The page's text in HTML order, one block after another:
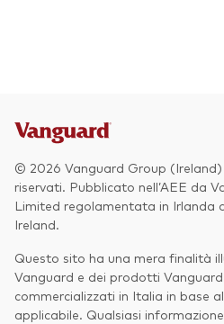
Attiva
Passiva
Documenti importanti
Prevenzione delle frodi
© 2026 Vanguard Group
riservati. Pubblicato nell’AEE da
Limited regolamentata in Irlanda
Ireland.
Questo sito ha una mera finalità
Vanguard e dei prodotti
commercializzati in Italia in base
applicabile. Qualsiasi